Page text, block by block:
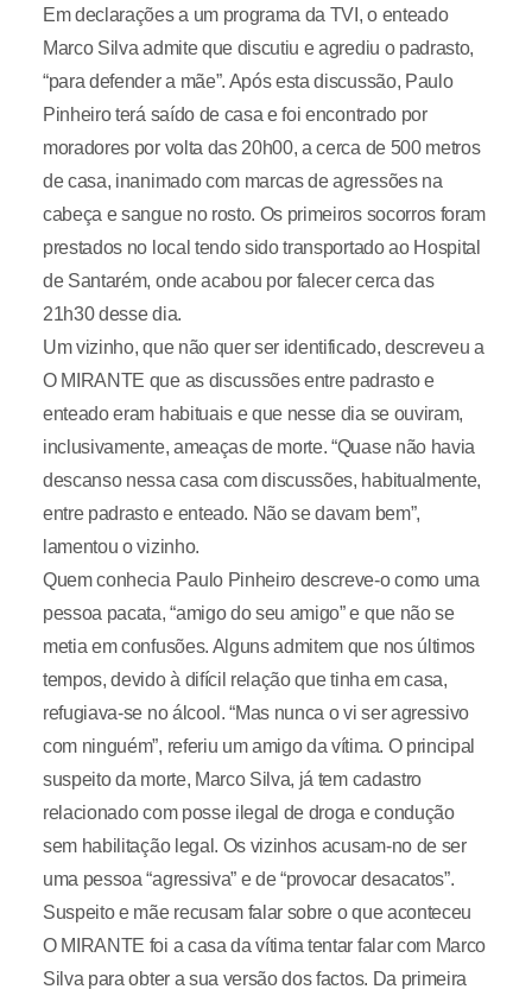
Em declarações a um programa da TVI, o enteado
Marco Silva admite que discutiu e agrediu o padrasto,
“para defender a mãe”. Após esta discussão, Paulo
Pinheiro terá saído de casa e foi encontrado por
moradores por volta das 20h00, a cerca de 500 metros
de casa, inanimado com marcas de agressões na
cabeça e sangue no rosto. Os primeiros socorros foram
prestados no local tendo sido transportado ao Hospital
de Santarém, onde acabou por falecer cerca das
21h30 desse dia.
Um vizinho, que não quer ser identificado, descreveu a
O MIRANTE que as discussões entre padrasto e
enteado eram habituais e que nesse dia se ouviram,
inclusivamente, ameaças de morte. “Quase não havia
descanso nessa casa com discussões, habitualmente,
entre padrasto e enteado. Não se davam bem”,
lamentou o vizinho.
Quem conhecia Paulo Pinheiro descreve-o como uma
pessoa pacata, “amigo do seu amigo” e que não se
metia em confusões. Alguns admitem que nos últimos
tempos, devido à difícil relação que tinha em casa,
refugiava-se no álcool. “Mas nunca o vi ser agressivo
com ninguém”, referiu um amigo da vítima. O principal
suspeito da morte, Marco Silva, já tem cadastro
relacionado com posse ilegal de droga e condução
sem habilitação legal. Os vizinhos acusam-no de ser
uma pessoa “agressiva” e de “provocar desacatos”.
Suspeito e mãe recusam falar sobre o que aconteceu
O MIRANTE foi a casa da vítima tentar falar com Marco
Silva para obter a sua versão dos factos. Da primeira